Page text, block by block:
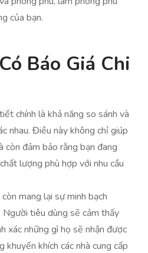
của bạn.
Báo Giá Chi
chính là khả năng so sánh và
nhau. Điều này không chỉ giúp
đảm bảo rằng bạn đang
lượng phù hợp với nhu cầu
mang lại sự minh bạch
tiêu dùng sẽ cảm thấy
xác những gì họ sẽ nhận được
khích các nhà cung cấp